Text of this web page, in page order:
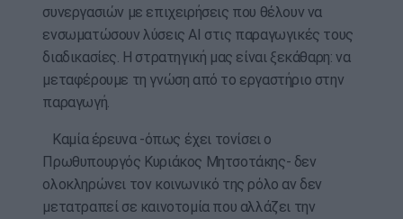
συνεργασιών με επιχειρήσεις που θέλουν να
ενσωματώσουν λύσεις AI στις παραγωγικές τους
διαδικασίες. Η στρατηγική μας είναι ξεκάθαρη: να
μεταφέρουμε τη γνώση από το εργαστήριο στην
παραγωγή.
Καμία έρευνα -όπως έχει τονίσει ο
Πρωθυπουργός Κυριάκος Μητσοτάκης- δεν
ολοκληρώνει τον κοινωνικό της ρόλο αν δεν
μετατραπεί σε καινοτομία που αλλάζει την